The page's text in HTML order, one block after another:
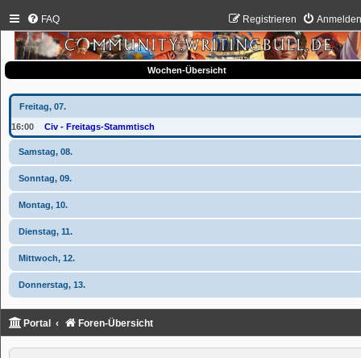
FAQ Registrieren
Wochen-Übersicht
Freitag, 07.
16:00 Civ - Freitags-Stammtisch
Samstag, 08.
Sonntag, 09.
Montag, 10.
Dienstag, 11.
Mittwoch, 12.
Donnerstag, 13.
Portal Foren-Übersicht